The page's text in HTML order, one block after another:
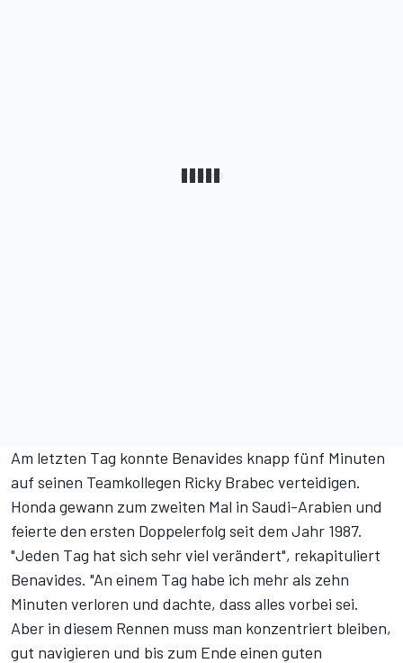
Am letzten Tag konnte Benavides knapp fünf Minuten
auf seinen Teamkollegen Ricky Brabec verteidigen.
Honda gewann zum zweiten Mal in Saudi-Arabien und
feierte den ersten Doppelerfolg seit dem Jahr 1987.
"Jeden Tag hat sich sehr viel verändert", rekapituliert
Benavides. "An einem Tag habe ich mehr als zehn
Minuten verloren und dachte, dass alles vorbei sei.
Aber in diesem Rennen muss man konzentriert bleiben,
gut navigieren und bis zum Ende einen guten